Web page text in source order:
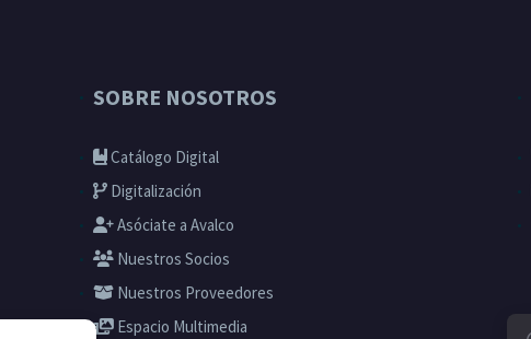
SOBRE NOSOTROS
Catálogo Digital
Digitalización
Asóciate a Avalco
Nuestros Socios
Nuestros Proveedores
Espacio Multimedia